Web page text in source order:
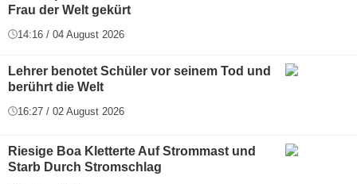
Frau der Welt gekürt
14:16 / 04 August 2026
Lehrer benotet Schüler vor seinem Tod und
berührt die Welt
16:27 / 02 August 2026
Riesige Boa Kletterte Auf Strommast und
Starb Durch Stromschlag